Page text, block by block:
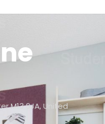
M13 9JA, United